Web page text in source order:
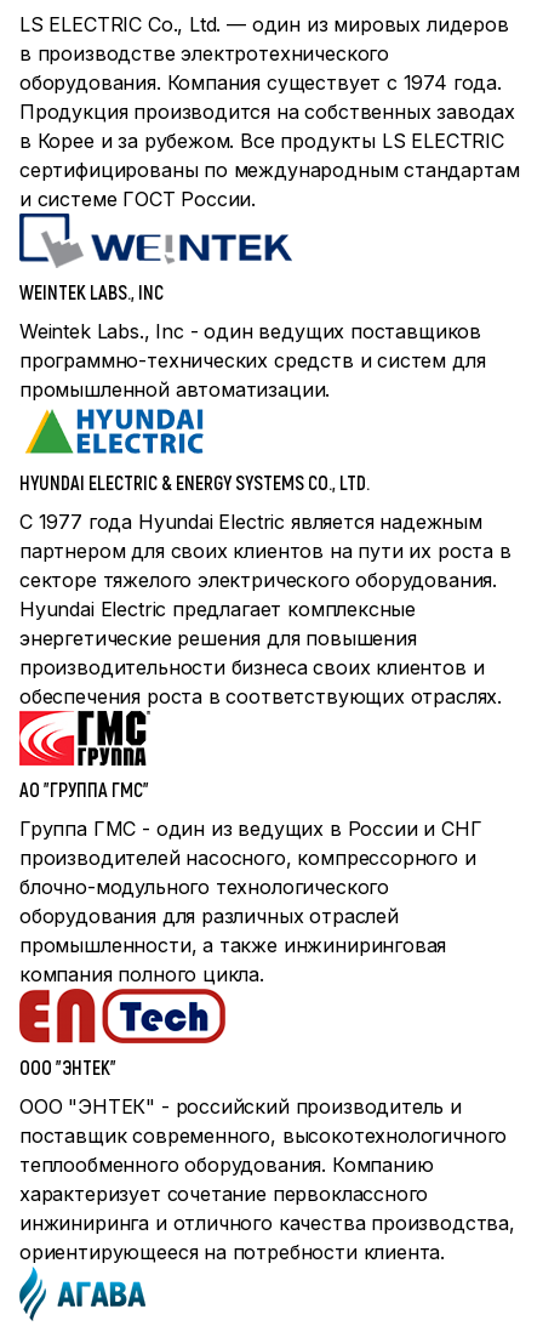
LS ELECTRIC Co., Ltd. — один из мировых лидеров
в производстве электротехнического
оборудования. Компания существует с 1974 года.
Продукция производится на собственных заводах
в Корее и за рубежом. Все продукты LS ELECTRIC
сертифицированы по международным стандартам
и системе ГОСТ России.
WEINTEK LABS., INC
Weintek Labs., Inc - один ведущих поставщиков
программно-технических средств и систем для
промышленной автоматизации.
HYUNDAI ELECTRIC & ENERGY SYSTEMS CO., LTD.
С 1977 года Hyundai Electric является надежным
партнером для своих клиентов на пути их роста в
секторе тяжелого электрического оборудования.
Hyundai Electric предлагает комплексные
энергетические решения для повышения
производительности бизнеса своих клиентов и
обеспечения роста в соответствующих отраслях.
АО "ГРУППА ГМС"
Группа ГМС - один из ведущих в России и СНГ
производителей насосного, компрессорного и
блочно-модульного технологического
оборудования для различных отраслей
промышленности, а также инжиниринговая
компания полного цикла.
ООО "ЭНТЕК"
ООО "ЭНТЕК" - российский производитель и
поставщик современного, высокотехнологичного
теплообменного оборудования. Компанию
характеризует сочетание первоклассного
инжиниринга и отличного качества производства,
ориентирующееся на потребности клиента.